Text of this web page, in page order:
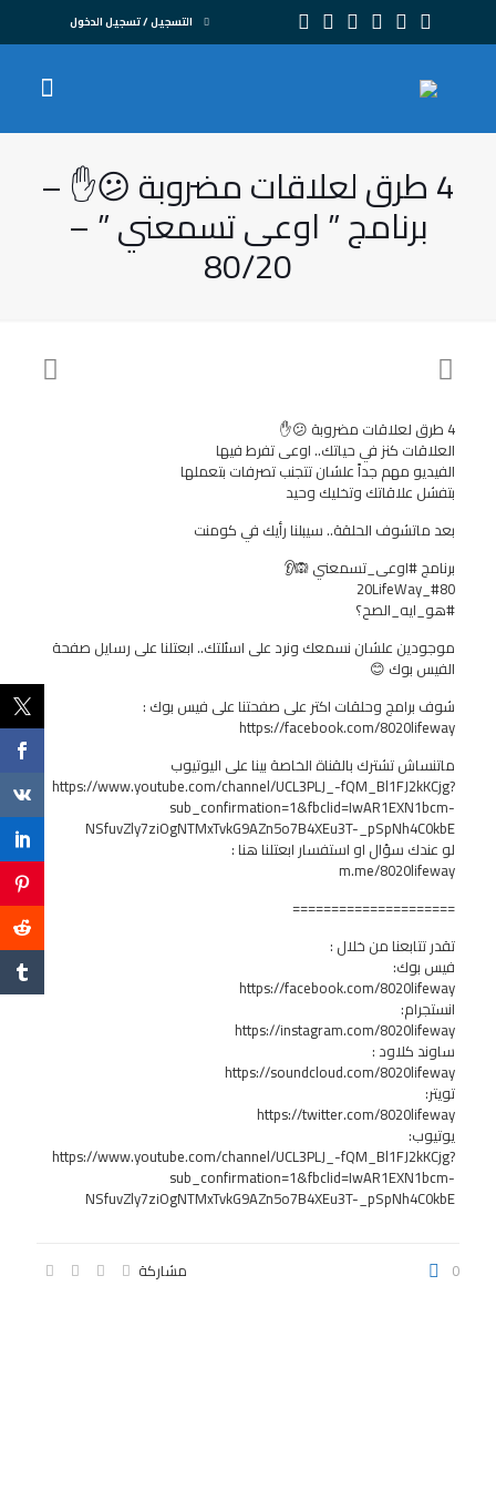
التسجيل / تسجيل الدخول
4 طرق لعلاقات مضروبة 😕✋ –
برنامج ” اوعى تسمعني ” –
80/20
4 طرق لعلاقات مضروبة 😕✋
العلاقات كنز في حياتك.. اوعى تفرط فيها
الفيديو مهم جداً علشان تتجنب تصرفات بتعملها
بتفشل علاقاتك وتخليك وحيد
بعد ماتشوف الحلقة.. سيبلنا رأيك في كومنت
برنامج #اوعى_تسمعني 🙉👂
#80_20LifeWay
#هو_ايه_الصح؟
موجودين علشان نسمعك ونرد على اسئلتك.. ابعتلنا على رسايل صفحة
الفيس بوك 😊
شوف برامج وحلقات اكتر على صفحتنا على فيس بوك :
https://facebook.com/8020lifeway
ماتنساش تشترك بالقناة الخاصة بينا على اليوتيوب
https://www.youtube.com/channel/UCL3PLJ_-fQM_Bl1FJ2kKCjg?
sub_confirmation=1&fbclid=IwAR1EXN1bcm-
NSfuvZly7ziOgNTMxTvkG9AZn5o7B4XEu3T-_pSpNh4C0kbE
لو عندك سؤال او استفسار ابعتلنا هنا :
m.me/8020lifeway
=====================
تقدر تتابعنا من خلال :
فيس بوك:
https://facebook.com/8020lifeway
انستجرام:
https://instagram.com/8020lifeway
ساوند كلاود :
https://soundcloud.com/8020lifeway
تويتر:
https://twitter.com/8020lifeway
يوتيوب:
https://www.youtube.com/channel/UCL3PLJ_-fQM_Bl1FJ2kKCjg?
sub_confirmation=1&fbclid=IwAR1EXN1bcm-
NSfuvZly7ziOgNTMxTvkG9AZn5o7B4XEu3T-_pSpNh4C0kbE
مشاركة 0